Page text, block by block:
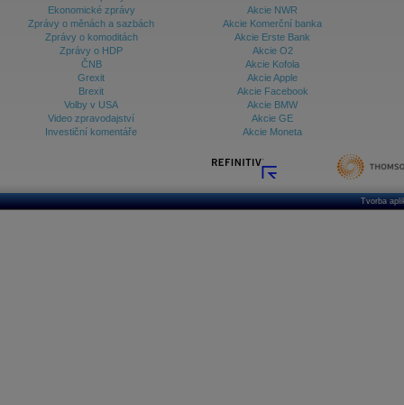
Ekonomické zprávy
Zprávy o měnách a sazbách
Zprávy o komoditách
Zprávy o HDP
ČNB
Grexit
Brexit
Volby v USA
Video zpravodajství
Investiční komentáře
Akcie NWR
Akcie Komerční banka
Akcie Erste Bank
Akcie O2
Akcie Kofola
Akcie Apple
Akcie Facebook
Akcie BMW
Akcie GE
Akcie Moneta
Tvorba